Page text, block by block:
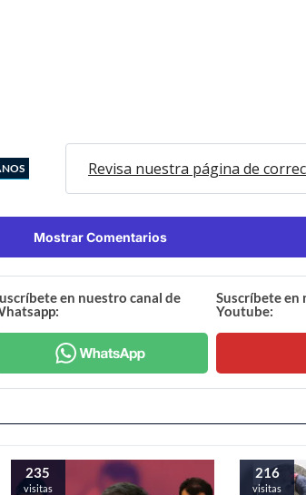
Revisa nuestra página de
Mostrar Comentarios
en nuestro canal de
Suscríbete en
Youtube:
235
visitas
216
visitas